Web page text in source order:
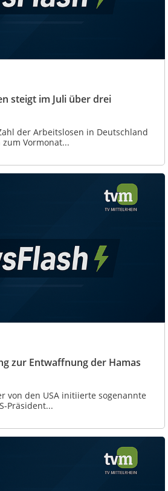
steigt im Juli über drei
der Arbeitslosen in Deutschland
Vormonat...
zur Entwaffnung der Hamas
von den USA initiierte sogenannte
Präsident...